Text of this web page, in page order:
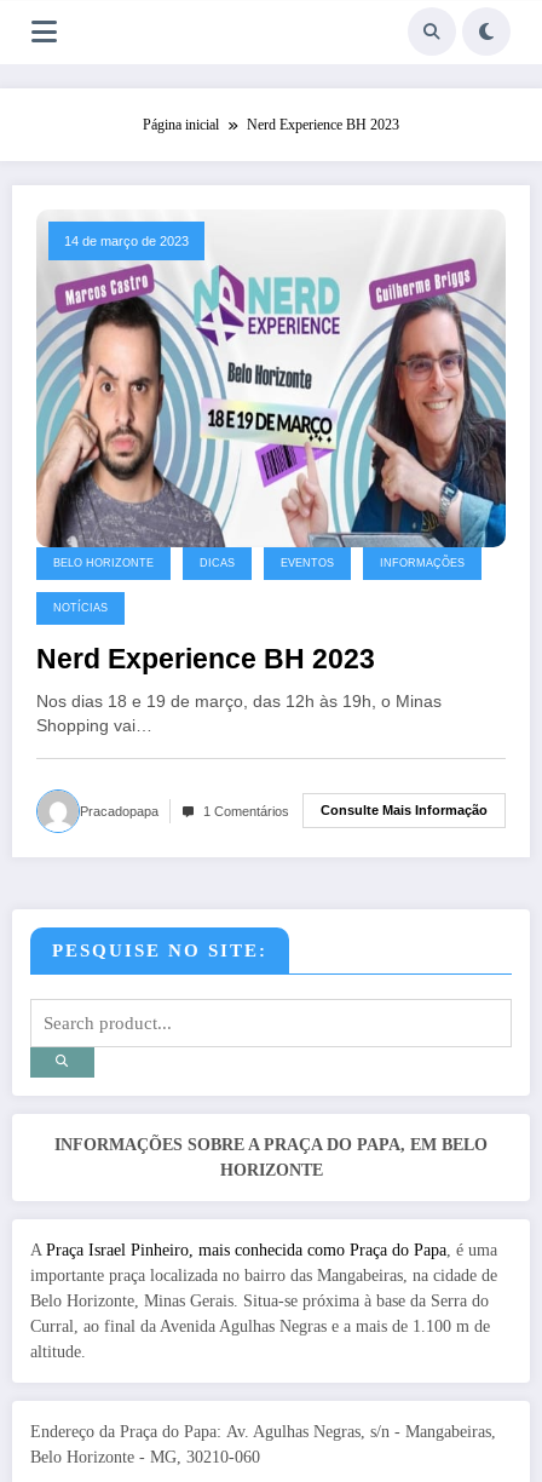
Página inicial Nerd Experience BH 2023
14 de março de 2023
BELO HORIZONTE DICAS EVENTOS INFORMAÇÕES
NOTÍCIAS
Nerd Experience BH 2023
Nos dias 18 e 19 de março, das 12h às 19h, o Minas
Shopping vai…
Pracadopapa 1 Comentários Consulte Mais Informação
PESQUISE NO SITE:
INFORMAÇÕES SOBRE A PRAÇA DO PAPA, EM BELO
HORIZONTE
A Praça Israel Pinheiro, mais conhecida como Praça do Papa, é uma
importante praça localizada no bairro das Mangabeiras, na cidade de
Belo Horizonte, Minas Gerais. Situa-se próxima à base da Serra do
Curral, ao final da Avenida Agulhas Negras e a mais de 1.100 m de
altitude.
Endereço da Praça do Papa: Av. Agulhas Negras, s/n - Mangabeiras,
Belo Horizonte - MG, 30210-060